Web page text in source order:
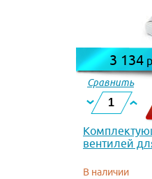
3 134
Сравнить
вентилей
1 VR2045
В наличии